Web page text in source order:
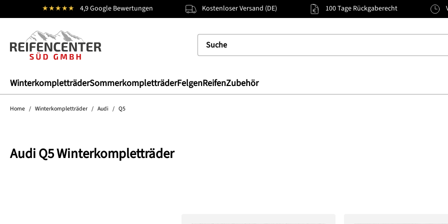
Zur Hauptnavigation springen
★★★★★ 4,9 Google Bewertungen Kostenloser Versand (DE) 100 Tage Rückgaberecht
WinterkompletträderSommerkompletträderFelgenReifenZubehör
Home / Winterkompletträder / Audi / Q5
Audi Q5 Winterkompletträder